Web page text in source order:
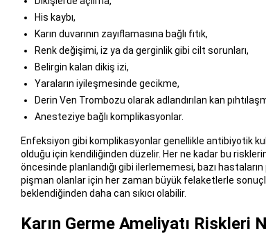
His kaybı,
Karın duvarının zayıflamasına bağlı fıtık,
Renk değişimi, iz ya da gerginlik gibi cilt sorunları,
Belirgin kalan dikiş izi,
Yaraların iyileşmesinde gecikme,
Derin Ven Trombozu olarak adlandırılan kan
Anesteziye bağlı komplikasyonlar.
Enfeksiyon gibi komplikasyonlar genellikle antibiyotik
olduğu için kendiliğinden düzelir. Her ne kadar bu
öncesinde planlandığı gibi ilerlememesi, bazı
pişman olanlar için her zaman büyük felaketlerle
beklendiğinden daha can sıkıcı olabilir.
Karın Germe Ameliyatı Riskleri